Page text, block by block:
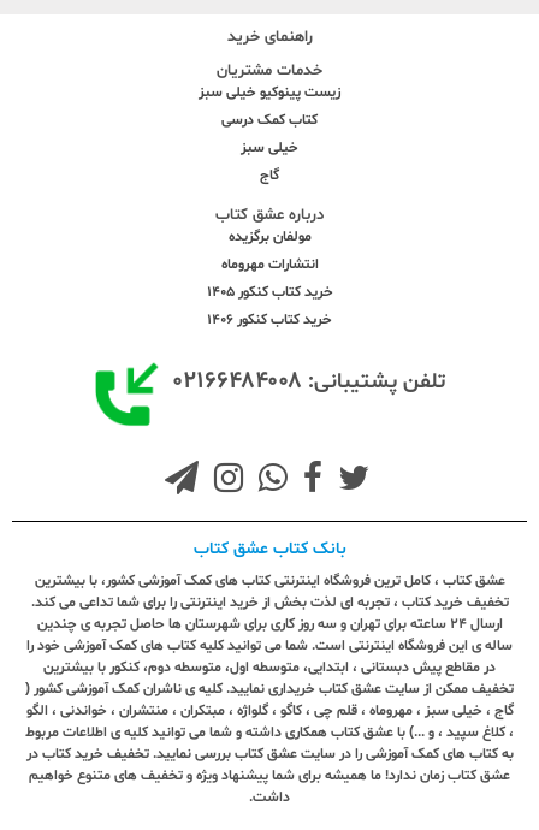
راهنمای خرید
خدمات مشتریان
زیست پینوکیو خیلی سبز
کتاب کمک درسی
خیلی سبز
گاج
درباره عشق کتاب
مولفان برگزیده
انتشارات مهروماه
خرید کتاب کنکور 1405
خرید کتاب کنکور 1406
تلفن پشتیبانی: ۰۲۱۶۶۴۸۴۰۰۸
بانک کتاب عشق کتاب
عشق کتاب ، کامل ترین فروشگاه اینترنتی کتاب های کمک آموزشی کشور، با بیشترین
تخفیف خرید کتاب ، تجربه ای لذت بخش از خرید اینترنتی را برای شما تداعی می کند.
ارسال ٢٤ ساعته برای تهران و سه روز کاری برای شهرستان ها حاصل تجربه ی چندین
ساله ی این فروشگاه اینترنتی است. شما می توانید کلیه کتاب های کمک آموزشی خود را
در مقاطع پیش دبستانی ، ابتدایی، متوسطه اول، متوسطه دوم، کنکور با بیشترین
تخفیف ممکن از سایت عشق کتاب خریداری نمایید. کلیه ی ناشران کمک آموزشی کشور (
گاج ، خیلی سبز ، مهروماه ، قلم چی ، کاگو ، گلواژه ، مبتکران ، منتشران ، خواندنی ، الگو
، کلاغ سپید ، و ...) با عشق کتاب همکاری داشته و شما می توانید کلیه ی اطلاعات مربوط
به کتاب های کمک آموزشی را در سایت عشق کتاب بررسی نمایید. تخفیف خرید کتاب در
عشق کتاب زمان ندارد! ما همیشه برای شما پیشنهاد ویژه و تخفیف های متنوع خواهیم
داشت.